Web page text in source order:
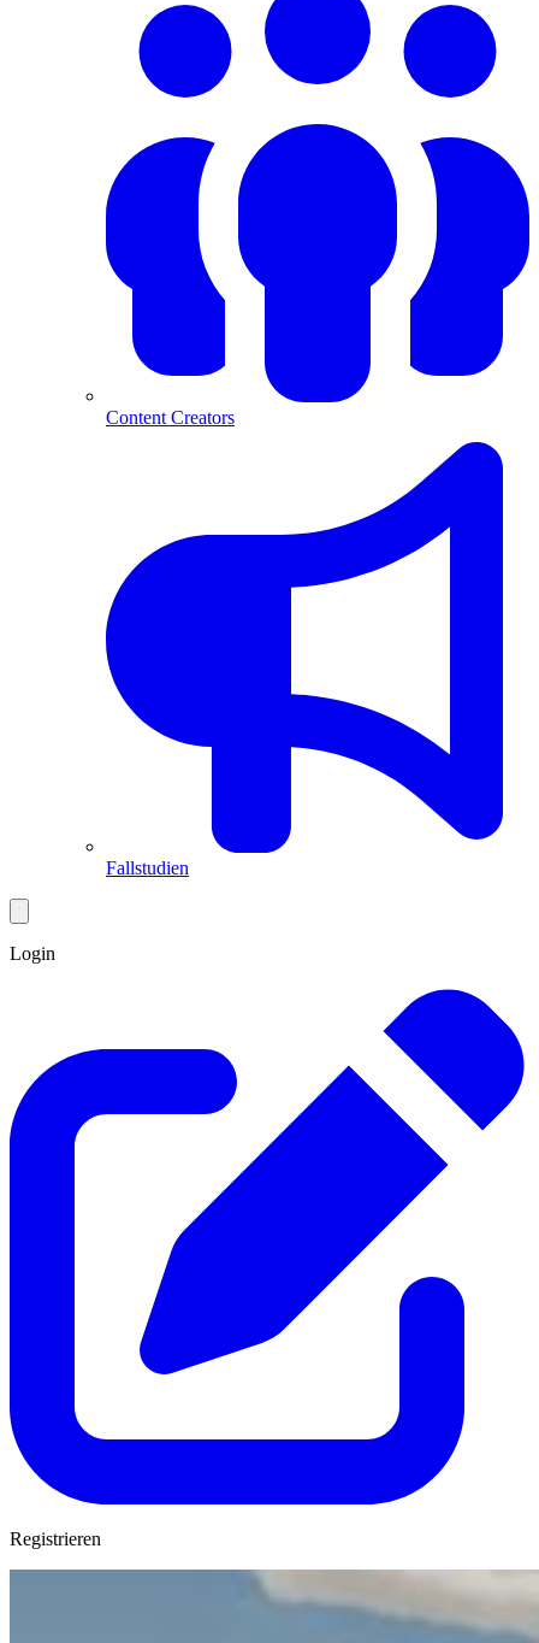
Content Creators
Fallstudien
Login
Registrieren